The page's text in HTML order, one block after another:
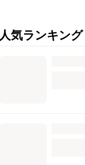
人気ランキング